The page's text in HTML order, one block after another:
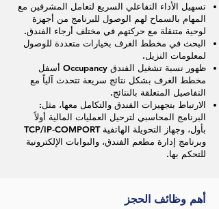
تسهيل الأداء التفاعلي السريع لتعامل المشرفين مع
المهام بالسماح لهم الوصول للبرنامج من أجهزة
لوحية متنقلة مع حركتهم في مختلف أرجاء الفندق.
البحث في مخطط الغرف بخيارات متعددة للوصول
لمعلومات النزيل.
ظهور نسبة تشغيل الفندق Occupancy أسفل
مخطط الغرف بشكل نتائج سريعة تتحدث آلياً مع
التفاصيل المتعلقة بالنتائج.
الارتباط بتجهيزات الفندق والتكامل معها، مثل:
البرنامج المحاسبي لترحيل العمليات المالية أولاً
بأول، وجهاز التحويلة الهاتفية TCP/IP-COMPORT
وبرنامج إدارة مطعم الفندق، والبوابات الإلكترونية
للتحكم بها.
أهم وظائف الحجز